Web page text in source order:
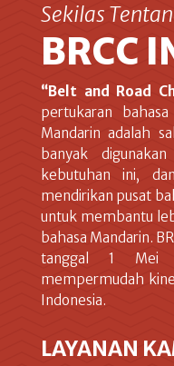
Sekilas
BRCC
“Belt and Road
pertukaran
Mandarin adalah
banyak
kebutuhan ini,
mendirikan pusat
untuk membantu
bahasa Mandarin.
tanggal 1 Mei
mempermudah
Indonesia.
LAYANAN